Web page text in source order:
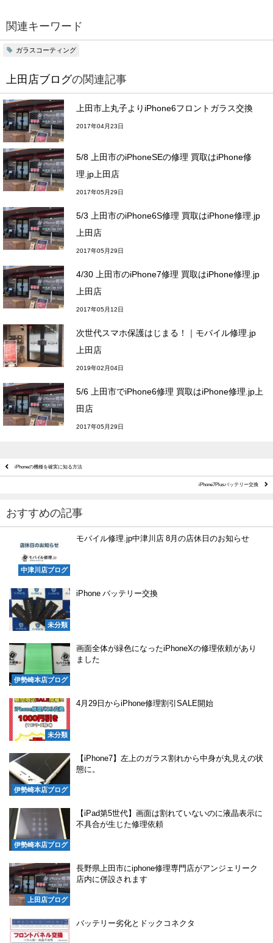
関連キーワード
ガラスコーティング
上田店ブログの関連記事
上田市上丸子よりiPhone6フロントガラス交換
2017年04月23日
5/8 上田市のiPhoneSEの修理 買取はiPhone修
理.jp上田店
2017年05月29日
5/3 上田市のiPhone6S修理 買取はiPhone修理.jp
上田店
2017年05月29日
4/30 上田市のiPhone7修理 買取はiPhone修理.jp
上田店
2017年05月12日
次世代スマホ保護はじまる！｜モバイル修理.jp
上田店
2019年02月04日
5/6 上田市でiPhone6修理 買取はiPhone修理.jp上
田店
2017年05月29日
iPhoneの機種を確実に知る方法
iPhone7Plusバッテリー交換
おすすめの記事
中津川店ブログ
モバイル修理.jp中津川店 8月の店休日のお知らせ
未分類
iPhone バッテリー交換
伊勢崎本店ブログ
画面全体が緑色になったiPhoneXの修理依頼があり
ました
未分類
4月29日からiPhone修理割引SALE開始
伊勢崎本店ブログ
【iPhone7】左上のガラス割れから中身が丸見えの状
態に。
伊勢崎本店ブログ
【iPad第5世代】画面は割れていないのに液晶表示に
不具合が生じた修理依頼
上田店ブログ
長野県上田市にiphone修理専門店がアンジェリーク
店内に併設されます
バッテリー劣化とドックコネクタ